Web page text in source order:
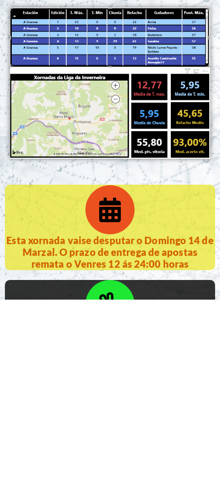
Esta xornada vaise desputar o Domingo 14 de
Marzal. O prazo de entrega de apostas
remata o Venres 12 ás 24:00 horas